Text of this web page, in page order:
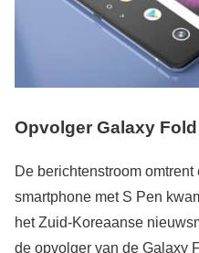
Opvolger Galaxy
De berichtenstroom
smartphone met S Pen
het Zuid-Koreaanse
de opvolger van de Galaxy